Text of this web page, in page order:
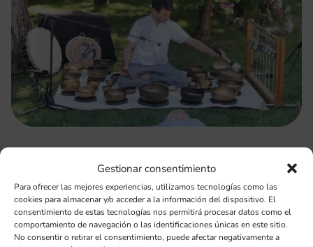
Gestionar consentimiento
Para ofrecer las mejores experiencias, utilizamos tecnologías como las
cookies para almacenar y/o acceder a la información del dispositivo. El
consentimiento de estas tecnologías nos permitirá procesar datos como el
comportamiento de navegación o las identificaciones únicas en este sitio.
No consentir o retirar el consentimiento, puede afectar negativamente a